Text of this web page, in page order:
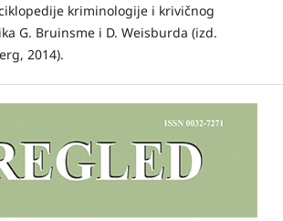
kriminologije i krivičnog
G. Bruinsme i D. Weisburda (izd.
2014).